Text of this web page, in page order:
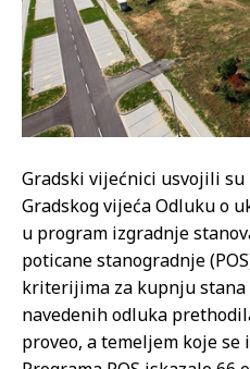
Gradski vijećnici usvojili su
Gradskog vijeća Odluku o
u program izgradnje
poticane stanogradnje
kriterijima za kupnju stana
navedenih odluka
proveo, a temeljem koje